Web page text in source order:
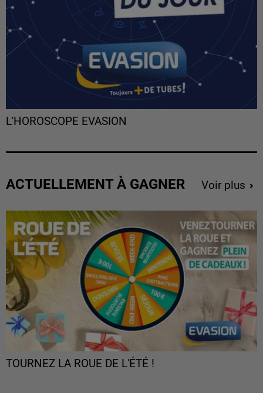
L'HOROSCOPE EVASION
ACTUELLEMENT À GAGNER Voir plus
TOURNEZ LA ROUE DE L'ÉTÉ !